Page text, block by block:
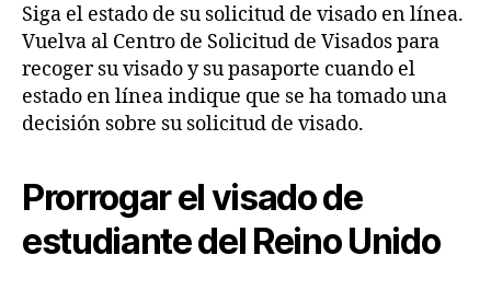
Siga el estado de su solicitud de visado en línea.
Vuelva al Centro de Solicitud de Visados para
recoger su visado y su pasaporte cuando el
estado en línea indique que se ha tomado una
decisión sobre su solicitud de visado.
Prorrogar el visado de
estudiante del Reino Unido